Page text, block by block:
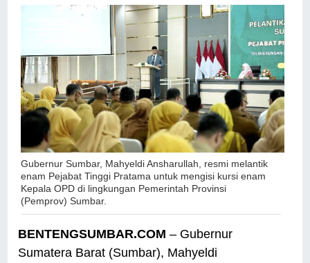
Gubernur Sumbar, Mahyeldi Ansharullah, resmi melantik
enam Pejabat Tinggi Pratama untuk mengisi kursi enam
Kepala OPD di lingkungan Pemerintah Provinsi
(Pemprov) Sumbar.
BENTENGSUMBAR.COM – Gubernur
Sumatera Barat (Sumbar), Mahyeldi